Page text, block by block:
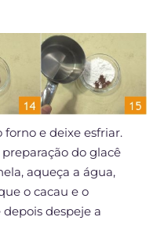
e deixe esfriar.
do glacê
aqueça a água,
o cacau e o
depois despeje a